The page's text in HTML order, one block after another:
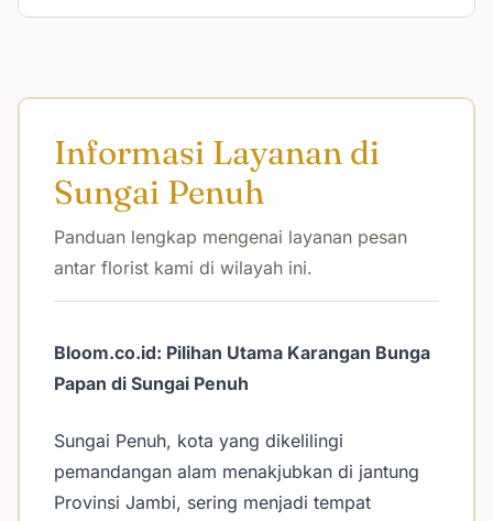
Informasi Layanan di
Sungai Penuh
Panduan lengkap mengenai layanan pesan
antar florist kami di wilayah ini.
Bloom.co.id: Pilihan Utama Karangan Bunga
Papan di Sungai Penuh
Sungai Penuh, kota yang dikelilingi
pemandangan alam menakjubkan di jantung
Provinsi Jambi, sering menjadi tempat